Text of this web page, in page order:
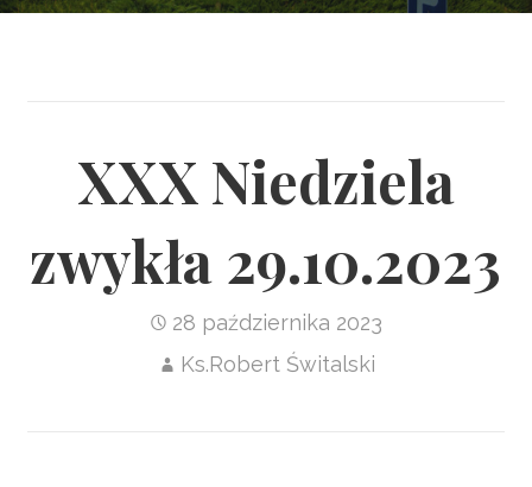
XXX Niedziela
zwykła 29.10.2023
28 października 2023
Ks.Robert Świtalski